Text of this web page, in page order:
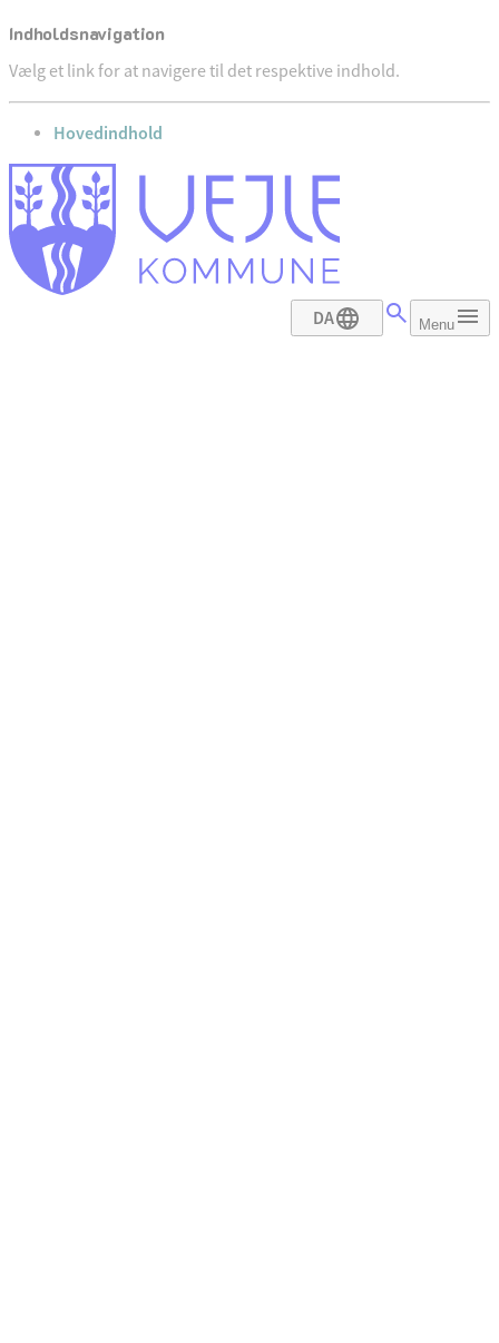
Indholdsnavigation
Vælg et link for at navigere til det respektive indhold.
gå til
Hovedindhold
DA Menu